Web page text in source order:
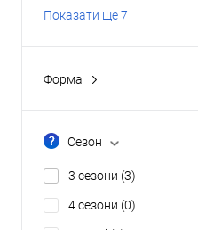
Показати ще 7
Форма
нестандартна
півсфера(3)
Сезон
3 сезони (3)
4 сезони (0)